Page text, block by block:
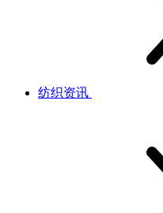
纺织资讯